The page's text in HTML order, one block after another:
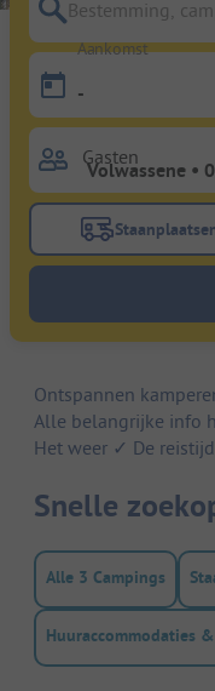
Bestemming,
Aankomst
-
Gasten
Gebruik
Ontspannen
Alle belangrijke info
Het weer ✓ De
Snelle
Alle 3 Campings
Huuraccommodaties